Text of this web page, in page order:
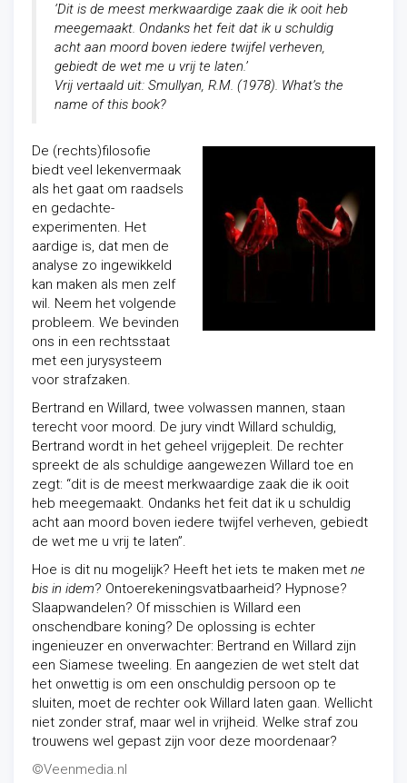
‘Dit is de meest merkwaardige zaak die ik ooit heb
meegemaakt. Ondanks het feit dat ik u schuldig
acht aan moord boven iedere twijfel verheven,
gebiedt de wet me u vrij te laten.’
Vrij vertaald uit: Smullyan, R.M. (1978). What’s the
name of this book?
De (rechts)filosofie
biedt veel lekenvermaak
als het gaat om raadsels
en gedachte-
experimenten. Het
aardige is, dat men de
analyse zo ingewikkeld
kan maken als men zelf
wil. Neem het volgende
probleem. We bevinden
ons in een rechtsstaat
met een jurysysteem
voor strafzaken.
Bertrand en Willard, twee volwassen mannen, staan
terecht voor moord. De jury vindt Willard schuldig,
Bertrand wordt in het geheel vrijgepleit. De rechter
spreekt de als schuldige aangewezen Willard toe en
zegt: “dit is de meest merkwaardige zaak die ik ooit
heb meegemaakt. Ondanks het feit dat ik u schuldig
acht aan moord boven iedere twijfel verheven, gebiedt
de wet me u vrij te laten”.
Hoe is dit nu mogelijk? Heeft het iets te maken met ne
bis in idem? Ontoerekeningsvatbaarheid? Hypnose?
Slaapwandelen? Of misschien is Willard een
onschendbare koning? De oplossing is echter
ingenieuzer en onverwachter: Bertrand en Willard zijn
een Siamese tweeling. En aangezien de wet stelt dat
het onwettig is om een onschuldig persoon op te
sluiten, moet de rechter ook Willard laten gaan. Wellicht
niet zonder straf, maar wel in vrijheid. Welke straf zou
trouwens wel gepast zijn voor deze moordenaar?
©Veenmedia.nl